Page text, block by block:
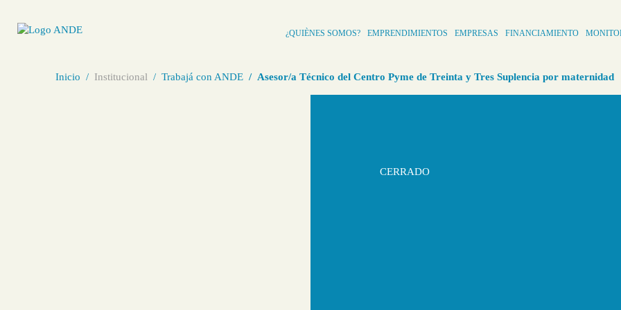
¿QUIÈNES SOMOS? EMPRENDIMIENTOS EMPRESAS FINANCIAMIENTO
Inicio Institucional Trabajá con ANDE Asesor/a Técnico del Centro Pyme de Treinta y Tres Suplencia por maternidad
CERRADO